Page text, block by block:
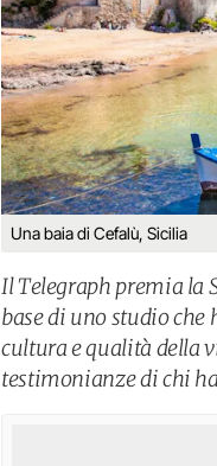
Una baia di Cefalù, Sicilia
Il Telegraph premia la
base di uno studio
cultura e qualità della
testimonianze di chi